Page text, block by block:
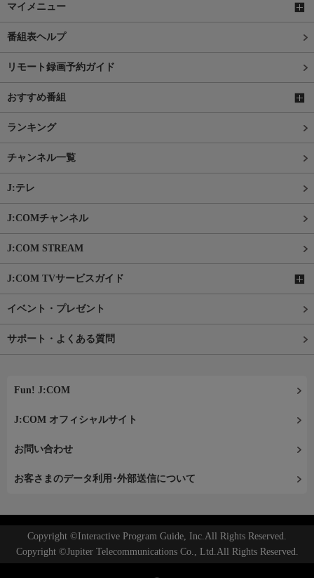
マイメニュー
番組表ヘルプ
リモート録画予約ガイド
おすすめ番組
ランキング
チャンネル一覧
J:テレ
J:COMチャンネル
J:COM STREAM
J:COM TVサービスガイド
イベント・プレゼント
サポート・よくある質問
Fun! J:COM
J:COM オフィシャルサイト
お問い合わせ
お客さまのデータ利用･外部送信について
Copyright ©Interactive Program Guide, Inc.All Rights Reserved.
Copyright ©Jupiter Telecommunications Co., Ltd.All Rights Reserved.